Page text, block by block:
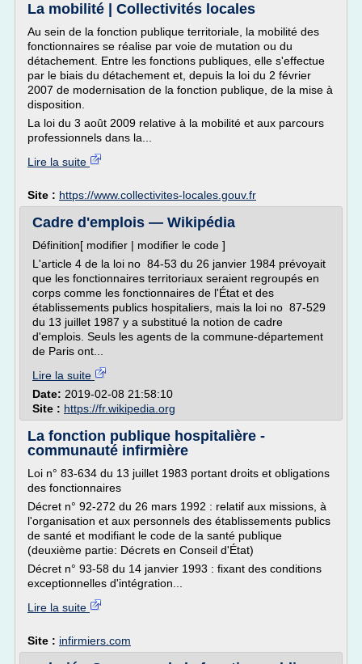
La mobilité | Collectivités locales
Au sein de la fonction publique territoriale, la mobilité des
fonctionnaires se réalise par voie de mutation ou du
détachement. Entre les fonctions publiques, elle s'effectue
par le biais du détachement et, depuis la loi du 2 février
2007 de modernisation de la fonction publique, de la mise à
disposition.
La loi du 3 août 2009 relative à la mobilité et aux parcours
professionnels dans la...
Lire la suite
Site : https://www.collectivites-locales.gouv.fr
Cadre d'emplois — Wikipédia
Définition[ modifier | modifier le code ]
L'article 4 de la loi no 84-53 du 26 janvier 1984 prévoyait
que les fonctionnaires territoriaux seraient regroupés en
corps comme les fonctionnaires de l'État et des
établissements publics hospitaliers, mais la loi no 87-529
du 13 juillet 1987 y a substitué la notion de cadre
d'emplois. Seuls les agents de la commune-département
de Paris ont...
Lire la suite
Date: 2019-02-08 21:58:10
Site : https://fr.wikipedia.org
La fonction publique hospitalière -
communauté infirmière
Loi n° 83-634 du 13 juillet 1983 portant droits et obligations
des fonctionnaires
Décret n° 92-272 du 26 mars 1992 : relatif aux missions, à
l'organisation et aux personnels des établissements publics
de santé et modifiant le code de la santé publique
(deuxième partie: Décrets en Conseil d'État)
Décret n° 93-58 du 14 janvier 1993 : fixant des conditions
exceptionnelles d'intégration...
Lire la suite
Site : infirmiers.com